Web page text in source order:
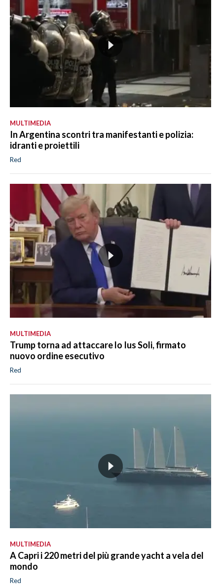
MULTIMEDIA
In Argentina scontri tra manifestanti e polizia:
idranti e proiettili
Red
MULTIMEDIA
Trump torna ad attaccare lo Ius Soli, firmato
nuovo ordine esecutivo
Red
MULTIMEDIA
A Capri i 220 metri del più grande yacht a vela del
mondo
Red